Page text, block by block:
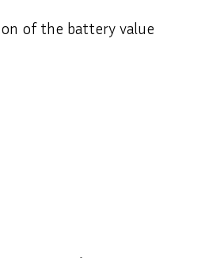
of the battery value